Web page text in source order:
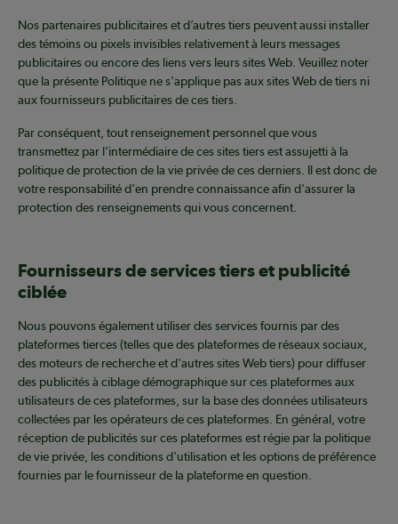
Nos partenaires publicitaires et d’autres tiers peuvent aussi installer
des témoins ou pixels invisibles relativement à leurs messages
publicitaires ou encore des liens vers leurs sites Web. Veuillez noter
que la présente Politique ne s'applique pas aux sites Web de tiers ni
aux fournisseurs publicitaires de ces tiers.
Par conséquent, tout renseignement personnel que vous
transmettez par l'intermédiaire de ces sites tiers est assujetti à la
politique de protection de la vie privée de ces derniers. Il est donc de
votre responsabilité d'en prendre connaissance afin d'assurer la
protection des renseignements qui vous concernent.
Fournisseurs de services tiers et publicité
ciblée
Nous pouvons également utiliser des services fournis par des
plateformes tierces (telles que des plateformes de réseaux sociaux,
des moteurs de recherche et d'autres sites Web tiers) pour diffuser
des publicités à ciblage démographique sur ces plateformes aux
utilisateurs de ces plateformes, sur la base des données utilisateurs
collectées par les opérateurs de ces plateformes. En général, votre
réception de publicités sur ces plateformes est régie par la politique
de vie privée, les conditions d'utilisation et les options de préférence
fournies par le fournisseur de la plateforme en question.